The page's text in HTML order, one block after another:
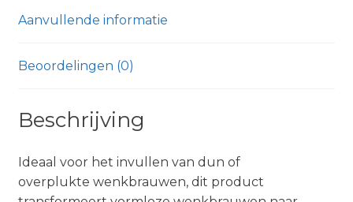
Aanvullende informatie
Beoordelingen (0)
Beschrijving
Ideaal voor het invullen van dun of
overplukte wenkbrauwen, dit product